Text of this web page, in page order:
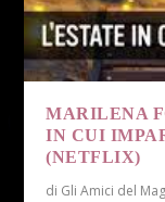
MARILENA
IN CUI
(NETFLIX)
di Gli Amici del Mag